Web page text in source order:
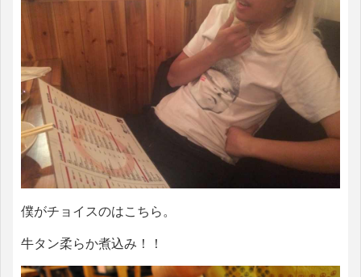
僕がチョイスのはこちら。
牛タン柔らか煮込み！！